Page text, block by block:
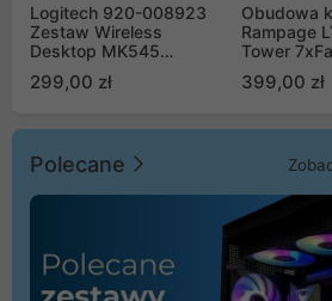
Logitech 920-008923
Zestaw Wireless
Desktop MK545
299,00 zł
Obudowa
Rampage
Tower
399,00 zł
Polecane